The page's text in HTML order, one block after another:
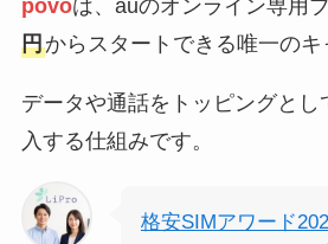
povoは、auのオンライン専用
円からスタートできる唯一のキ
データや通話をトッピングとし
入する仕組みです。
格安SIMアワード